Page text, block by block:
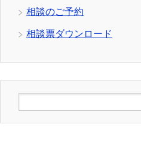
相談のご予約
相談票ダウンロード